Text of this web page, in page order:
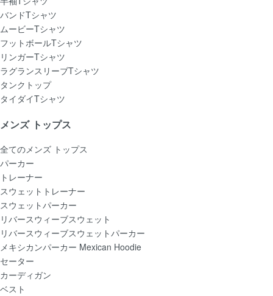
バンドTシャツ
ムービーTシャツ
フットボールTシャツ
リンガーTシャツ
ラグランスリーブTシャツ
タンクトップ
タイダイTシャツ
メンズ トップス
全てのメンズ トップス
パーカー
トレーナー
スウェットトレーナー
スウェットパーカー
リバースウィーブスウェット
リバースウィーブスウェットパーカー
メキシカンパーカー Mexican Hoodie
セーター
カーディガン
ベスト